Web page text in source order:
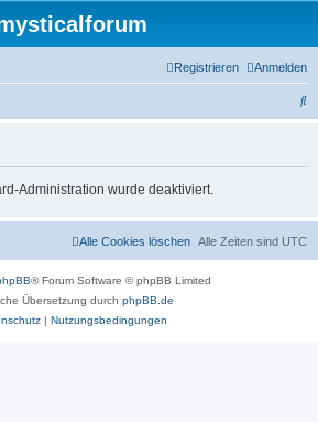
Anmelden
Registrieren
S
Administration wurde deaktiviert.
Alle Zeiten sind UTC
Alle Cookies löschen
® Forum Software © phpBB Limited
Übersetzung durch phpBB.de
| Nutzungsbedingungen